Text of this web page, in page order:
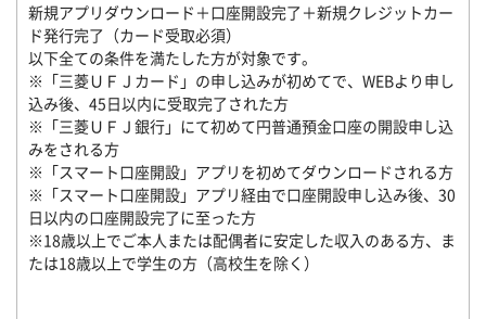
新規アプリダウンロード＋口座開設完了＋新規クレジットカー
ド発行完了（カード受取必須）
以下全ての条件を満たした方が対象です。
※「三菱ＵＦＪカード」の申し込みが初めてで、WEBより申し
込み後、45日以内に受取完了された方
※「三菱ＵＦＪ銀行」にて初めて円普通預金口座の開設申し込
みをされる方
※「スマート口座開設」アプリを初めてダウンロードされる方
※「スマート口座開設」アプリ経由で口座開設申し込み後、30
日以内の口座開設完了に至った方
※18歳以上でご本人または配偶者に安定した収入のある方、ま
たは18歳以上で学生の方（高校生を除く）